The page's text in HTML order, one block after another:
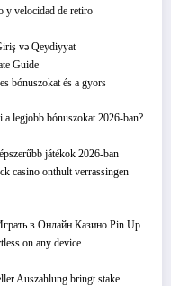
y velocidad de retiro
və Qeydiyyat
Guide
bónuszokat és a gyors
legjobb bónuszokat 2026-ban?
játékok 2026-ban
casino onthult verrassingen
в Онлайн Казино Pin Up
on any device
Auszahlung bringt stake